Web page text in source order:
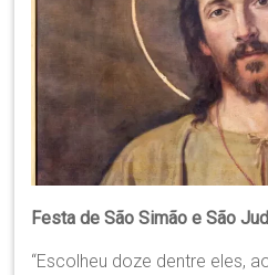
Festa de São Simão e São
“Escolheu doze dentre eles,